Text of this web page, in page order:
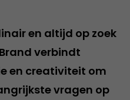
en altijd op zoek
verbindt
en creativiteit om
vragen op